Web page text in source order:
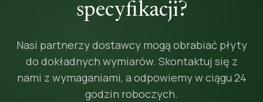
specyfikacji?
Nasi partnerzy dostawcy mogą obrabiać płyty
do dokładnych wymiarów. Skontaktuj się z
nami z wymaganiami, a odpowiemy w ciągu 24
godzin roboczych.